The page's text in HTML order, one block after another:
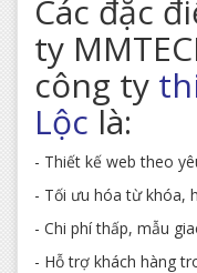
Các đặc
ty
công ty
Lộc là:
- Thiết kế web theo
- Tối ưu hóa từ khóa,
- Chi phí thấp, mẫu
- Hỗ trợ khách hàng